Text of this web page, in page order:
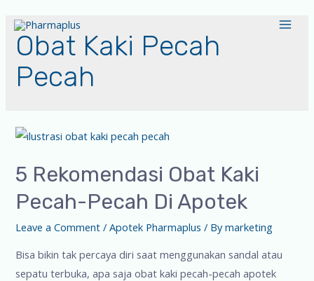
Obat Kaki Pecah
Pecah
5 Rekomendasi Obat Kaki
Pecah-Pecah Di Apotek
Leave a Comment /Apotek Pharmaplus / Bymarketing
Bisa bikin tak percaya diri saat menggunakan sandal atau
sepatu terbuka, apa saja obat kaki pecah-pecah apotek